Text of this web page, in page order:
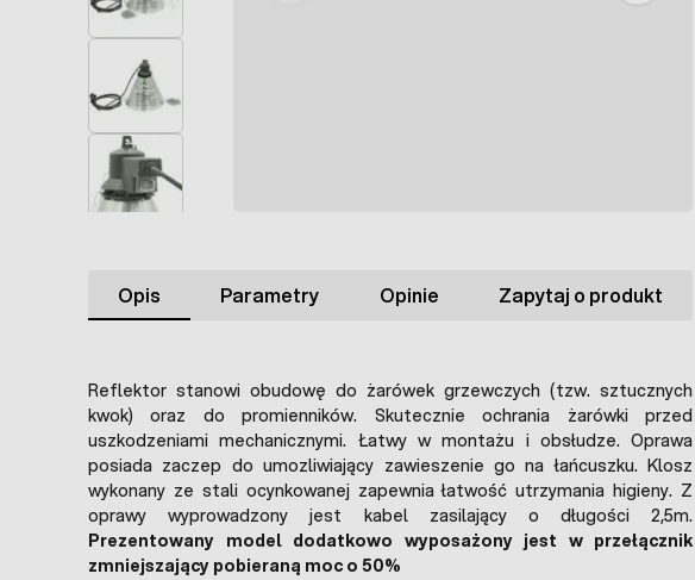
Opis Parametry Opinie Zapytaj o produkt
Reflektor stanowi obudowę do żarówek grzewczych (tzw. sztucznych
kwok) oraz do promienników. Skutecznie ochrania żarówki przed
uszkodzeniami mechanicznymi. Łatwy w montażu i obsłudze. Oprawa
posiada zaczep do umozliwiający zawieszenie go na łańcuszku. Klosz
wykonany ze stali ocynkowanej zapewnia łatwość utrzymania higieny. Z
oprawy wyprowadzony jest kabel zasilający o długości 2,5m.
Prezentowany model dodatkowo wyposażony jest w przełącznik
zmniejszający pobieraną moc o 50%